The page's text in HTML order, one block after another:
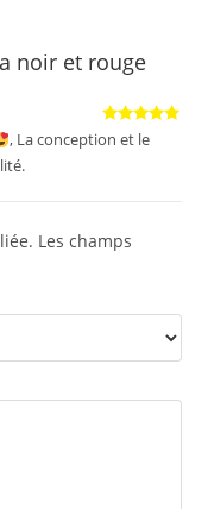
noir et rouge
Note 5sur
, La conception et le
Les champs